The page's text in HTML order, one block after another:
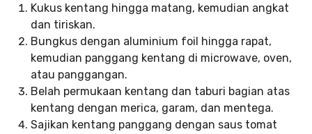
Kukus kentang hingga matang, kemudian angkat
dan tiriskan.
Bungkus dengan aluminium foil hingga rapat,
kemudian panggang kentang di microwave, oven,
atau panggangan.
Belah permukaan kentang dan taburi bagian atas
kentang dengan merica, garam, dan mentega.
Sajikan kentang panggang dengan saus tomat